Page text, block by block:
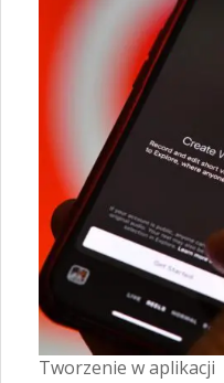
Tworzenie w aplikacji